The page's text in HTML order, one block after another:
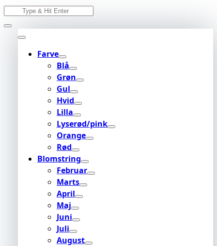
Skip
Search
for:
Farve
Blå
Grøn
Gul
Hvid
Lilla
Lyserød/pink
Orange
Rød
Blomstring
Februar
Marts
April
Maj
Juni
Juli
August